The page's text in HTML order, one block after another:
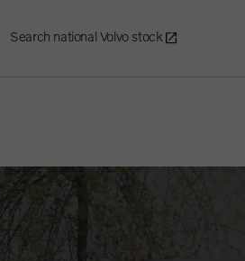
Search national Volvo stock